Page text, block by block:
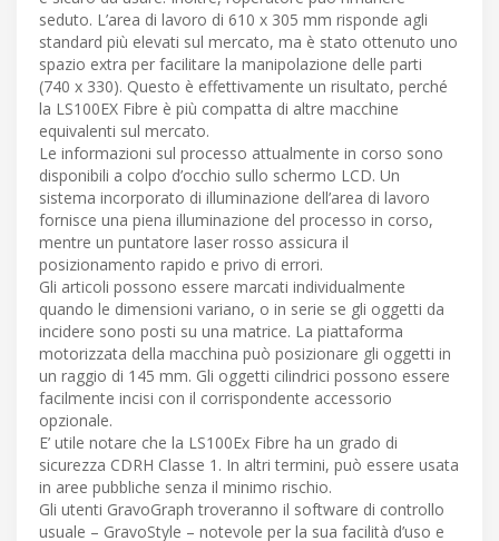
seduto. L’area di lavoro di 610 x 305 mm risponde agli
standard più elevati sul mercato, ma è stato ottenuto uno
spazio extra per facilitare la manipolazione delle parti
(740 x 330). Questo è effettivamente un risultato, perché
la LS100EX Fibre è più compatta di altre macchine
equivalenti sul mercato.
Le informazioni sul processo attualmente in corso sono
disponibili a colpo d’occhio sullo schermo LCD. Un
sistema incorporato di illuminazione dell’area di lavoro
fornisce una piena illuminazione del processo in corso,
mentre un puntatore laser rosso assicura il
posizionamento rapido e privo di errori.
Gli articoli possono essere marcati individualmente
quando le dimensioni variano, o in serie se gli oggetti da
incidere sono posti su una matrice. La piattaforma
motorizzata della macchina può posizionare gli oggetti in
un raggio di 145 mm. Gli oggetti cilindrici possono essere
facilmente incisi con il corrispondente accessorio
opzionale.
E’ utile notare che la LS100Ex Fibre ha un grado di
sicurezza CDRH Classe 1. In altri termini, può essere usata
in aree pubbliche senza il minimo rischio.
Gli utenti GravoGraph troveranno il software di controllo
usuale – GravoStyle – notevole per la sua facilità d’uso e